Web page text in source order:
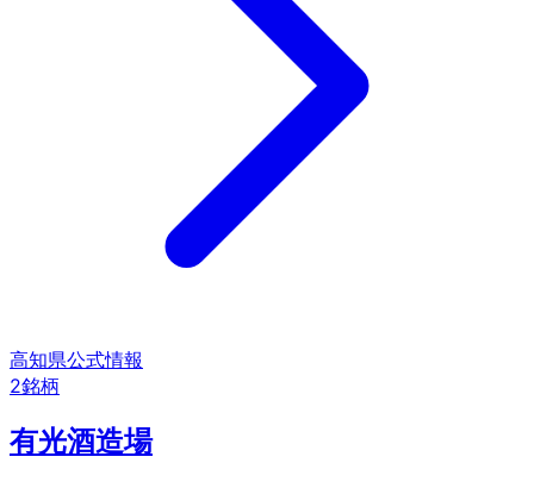
高知県公式情報
2銘柄
有光酒造場